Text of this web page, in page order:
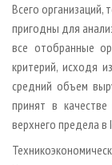
Всего организаций,
пригодны для
все отобранные
критерий, исходя
средний объем
принят в
верхнего предела в